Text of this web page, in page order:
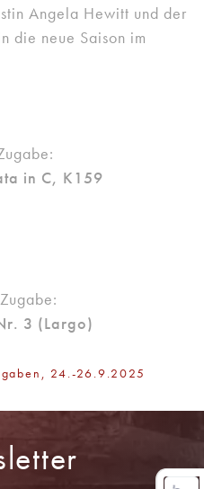
Angela Hewitt und der
die neue Saison im
in C, K159
3 (Largo)
24.-26.9.2025